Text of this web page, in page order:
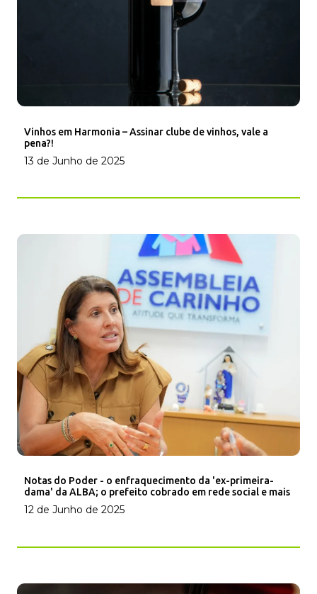
Vinhos em Harmonia – Assinar clube de vinhos, vale a
pena?!
13 de Junho de 2025
Notas do Poder - o enfraquecimento da 'ex-primeira-
dama' da ALBA; o prefeito cobrado em rede social e mais
12 de Junho de 2025